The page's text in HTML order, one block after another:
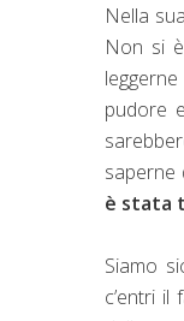
Nella
Non si
pudore
saperne
è stata
Siamo
c’entri